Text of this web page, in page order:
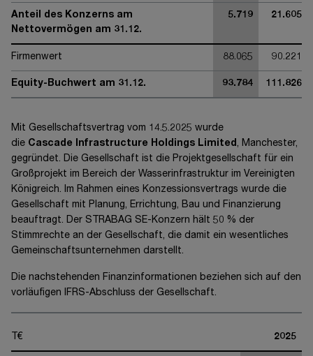
Anteil des Konzerns am
Nettovermögen am 31.12.
5.719 21.605
Firmenwert 88.065 90.221
Equity-Buchwert am 31.12. 93.784 111.826
Mit Gesellschaftsvertrag vom 14.5.2025 wurde
die Cascade Infrastructure Holdings Limited, Manchester,
gegründet. Die Gesellschaft ist die Projektgesellschaft für ein
Großprojekt im Bereich der Wasserinfrastruktur im Vereinigten
Königreich. Im Rahmen eines Konzessionsvertrags wurde die
Gesellschaft mit Planung, Errichtung, Bau und Finanzierung
beauftragt. Der STRABAG SE-Konzern hält 50 % der
Stimmrechte an der Gesellschaft, die damit ein wesentliches
Gemeinschaftsunternehmen darstellt.
Die nachstehenden Finanzinformationen beziehen sich auf den
vorläufigen IFRS-Abschluss der Gesellschaft.
T€ 2025